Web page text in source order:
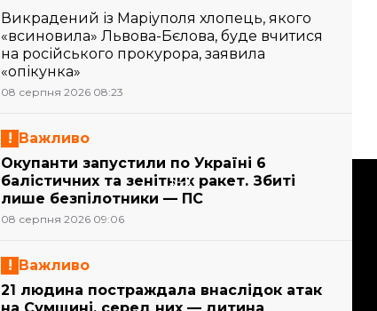
Викрадений із Маріуполя хлопець, якого
«всиновила» Львова-Бєлова, буде вчитися
на російського прокурора, заявила
«опікунка»
08 серпня 2026 08:23
Важливо
Окупанти запустили по Україні 6
балістичних та зенітних ракет. Збиті
лише безпілотники — ПС
08 серпня 2026 09:06
Важливо
21 людина постраждала внаслідок атак
Підтримати
завдяки тобі. Будь нашим
другом